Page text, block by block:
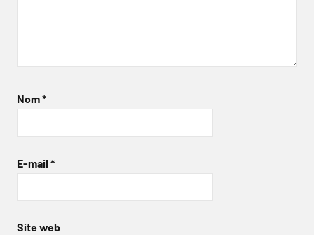
Nom*
E-mail *
Site web